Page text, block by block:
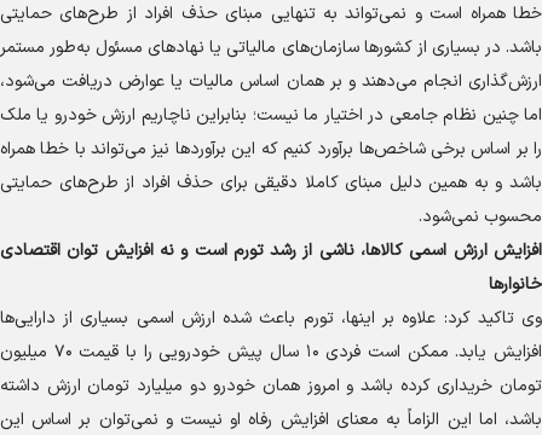
خطا همراه است و نمی‌تواند به تنهایی مبنای حذف افراد از طرح‌های حمایتی
باشد. در بسیاری از کشور‌ها سازمان‌های مالیاتی یا نهاد‌های مسئول به‌طور مستمر
ارزش‌گذاری انجام می‌دهند و بر همان اساس مالیات یا عوارض دریافت می‌شود،
اما چنین نظام جامعی در اختیار ما نیست؛ بنابراین ناچاریم ارزش خودرو یا ملک
را بر اساس برخی شاخص‌ها برآورد کنیم که این برآورد‌ها نیز می‌تواند با خطا همراه
باشد و به همین دلیل مبنای کاملا دقیقی برای حذف افراد از طرح‌های حمایتی
محسوب نمی‌شود.
افزایش ارزش اسمی کالاها، ناشی از رشد تورم است و نه افزایش توان اقتصادی
خانوار‌ها
وی تاکید کرد: علاوه بر اینها، تورم باعث شده ارزش اسمی بسیاری از دارایی‌ها
افزایش یابد. ممکن است فردی ۱۰ سال پیش خودرویی را با قیمت ۷۰ میلیون
تومان خریداری کرده باشد و امروز همان خودرو دو میلیارد تومان ارزش داشته
باشد، اما این الزاماً به معنای افزایش رفاه او نیست و نمی‌توان بر اساس این